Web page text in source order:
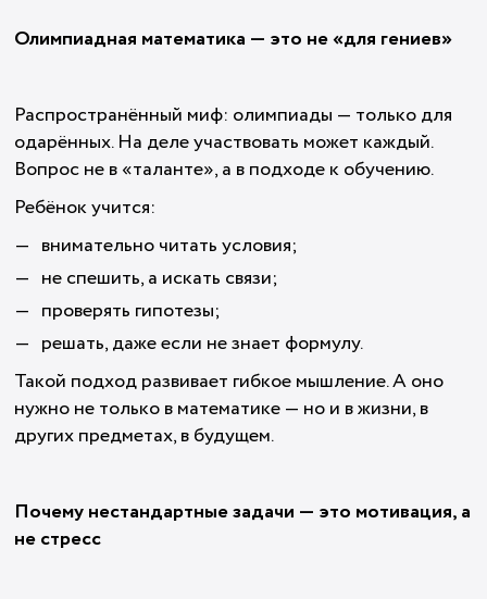
Олимпиадная математика — это не «для гениев»
Распространённый миф: олимпиады — только для
одарённых. На деле участвовать может каждый.
Вопрос не в «таланте», а в подходе к обучению.
Ребёнок учится:
внимательно читать условия;
не спешить, а искать связи;
проверять гипотезы;
решать, даже если не знает формулу.
Такой подход развивает гибкое мышление. А оно
нужно не только в математике — но и в жизни, в
других предметах, в будущем.
Почему нестандартные задачи — это мотивация, а
не стресс